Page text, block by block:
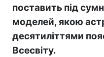
поставить під
моделей, якою
десятиліттями
Всесвіту.